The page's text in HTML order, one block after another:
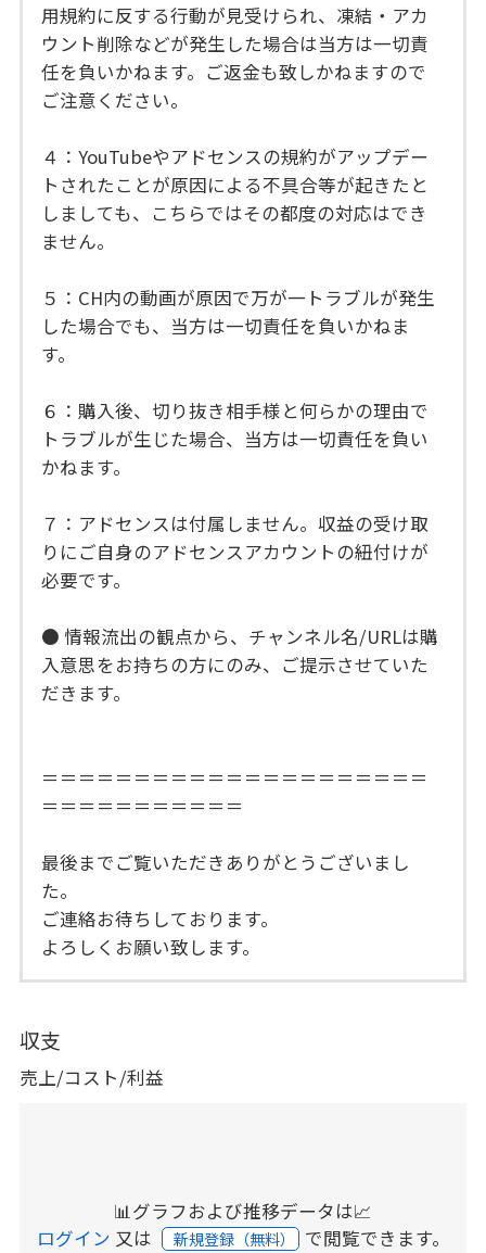
用規約に反する行動が見受けられ、凍結・アカ
ウント削除などが発生した場合は当方は一切責
任を負いかねます。ご返金も致しかねますので
ご注意ください。
４：YouTubeやアドセンスの規約がアップデー
トされたことが原因による不具合等が起きたと
しましても、こちらではその都度の対応はでき
ません。
５：CH内の動画が原因で万が一トラブルが発生
した場合でも、当方は一切責任を負いかねま
す。
６：購入後、切り抜き相手様と何らかの理由で
トラブルが生じた場合、当方は一切責任を負い
かねます。
７：アドセンスは付属しません。収益の受け取
りにご自身のアドセンスアカウントの紐付けが
必要です。
● 情報流出の観点から、チャンネル名/URLは購
入意思をお持ちの方にのみ、ご提示させていた
だきます。
＝＝＝＝＝＝＝＝＝＝＝＝＝＝＝＝＝＝＝＝＝
＝＝＝＝＝＝＝＝＝＝＝
最後までご覧いただきありがとうございまし
た。
ご連絡お待ちしております。
よろしくお願い致します。
収支
売上/コスト/利益
📊グラフおよび推移データは📈
ログイン 又は 新規登録（無料） で閲覧できます。